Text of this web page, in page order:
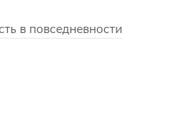
в повседневности